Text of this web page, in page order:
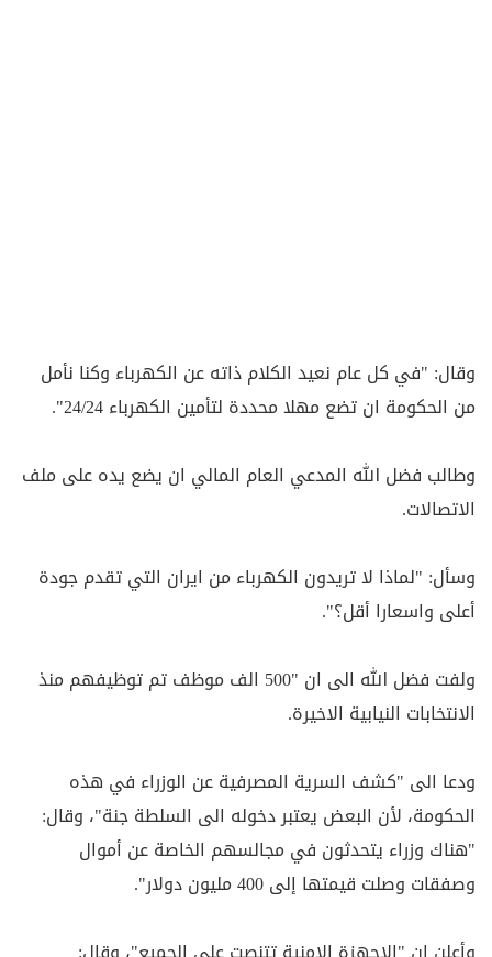
وقال: "في كل عام نعيد الكلام ذاته عن الكهرباء وكنا نأمل
من الحكومة ان تضع مهلا محددة لتأمين الكهرباء 24/24".
وطالب فضل الله المدعي العام المالي ان يضع يده على ملف
الاتصالات.
وسأل: "لماذا لا تريدون الكهرباء من ايران التي تقدم جودة
أعلى واسعارا أقل؟".
ولفت فضل الله الى ان "500 الف موظف تم توظيفهم منذ
الانتخابات النيابية الاخيرة.
ودعا الى "كشف السرية المصرفية عن الوزراء في هذه
الحكومة، لأن البعض يعتبر دخوله الى السلطة جنة"، وقال:
"هناك وزراء يتحدثون في مجالسهم الخاصة عن أموال
وصفقات وصلت قيمتها إلى 400 مليون دولار".